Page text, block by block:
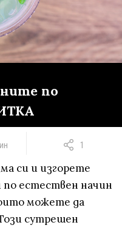
по
1
си и изгорете
естествен начин
можете да
сутрешен